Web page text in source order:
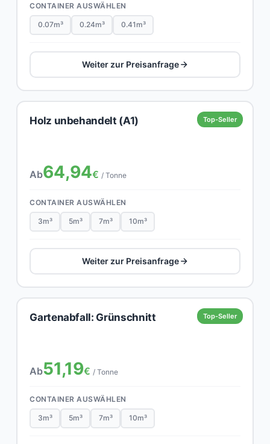
CONTAINER AUSWÄHLEN
0.07m³ 0.24m³ 0.41m³
Weiter zur Preisanfrage
Top-Seller
Holz unbehandelt (A1)
Ab64,94€ / Tonne
CONTAINER AUSWÄHLEN
3m³ 5m³ 7m³ 10m³
Weiter zur Preisanfrage
Top-Seller
Gartenabfall: Grünschnitt
Ab51,19€ / Tonne
CONTAINER AUSWÄHLEN
3m³ 5m³ 7m³ 10m³